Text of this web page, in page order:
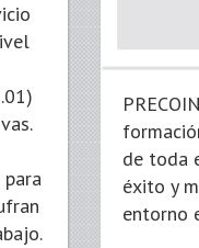
de toda
éxito y
entorno